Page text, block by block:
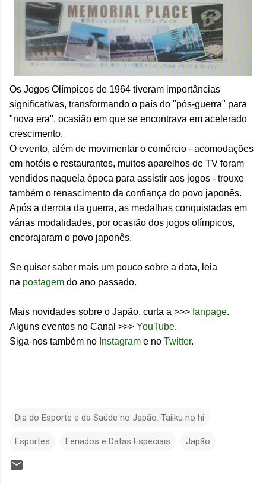
Os Jogos Olímpicos de 1964 tiveram importâncias
significativas, transformando o país do "pós-guerra" para
"nova era", ocasião em que se encontrava em acelerado
crescimento.
O evento, além de movimentar o comércio - acomodações
em hotéis e restaurantes, muitos aparelhos de TV foram
vendidos naquela época para assistir aos jogos - trouxe
também o renascimento da confiança do povo japonês.
Após a derrota da guerra, as medalhas conquistadas em
várias modalidades, por ocasião dos jogos olímpicos,
encorajaram o povo japonês.
Se quiser saber mais um pouco sobre a data, leia
na postagem do ano passado.
Mais novidades sobre o Japão, curta a >>> fanpage.
Alguns eventos no Canal >>> YouTube.
Siga-nos também no Instagram e no Twitter.
Dia do Esporte e da Saúde no Japão. Taiiku no hi
Esportes Feriados e Datas Especiais Japão